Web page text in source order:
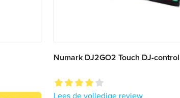
Numark DJ2GO2 Touch DJ-